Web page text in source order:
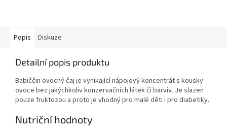
Popis Diskuze
Detailní popis produktu
Babiččin ovocný čaj je vynikající nápojový koncentrát s kousky
ovoce bez jakýchkoliv konzervačních látek či barviv. Je slazen
pouze fruktozou a proto je vhodný pro malé děti i pro diabetiky.
Nutriční hodnoty